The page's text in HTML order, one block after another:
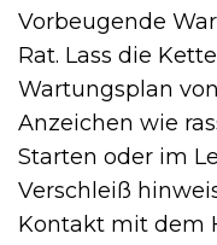
Vorbeugende
Rat. Lass die
Wartungsplan
Anzeichen wie
Starten oder im
Verschleiß
Kontakt mit dem